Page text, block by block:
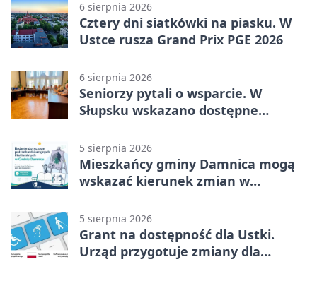
6 sierpnia 2026
Cztery dni siatkówki na piasku. W
Ustce rusza Grand Prix PGE 2026
6 sierpnia 2026
Seniorzy pytali o wsparcie. W
Słupsku wskazano dostępne
5 sierpnia 2026
Mieszkańcy gminy Damnica mogą
wskazać kierunek zmian w
5 sierpnia 2026
Grant na dostępność dla Ustki.
Urząd przygotuje zmiany dla